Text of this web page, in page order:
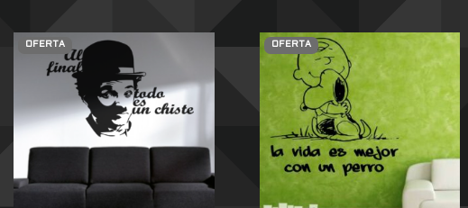
OFERTA OFERTA